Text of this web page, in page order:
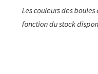
Les couleurs des
fonction du stock